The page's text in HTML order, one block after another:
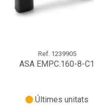
Ref. 1239905
ASA EMPC.160-8-C1
Últimes unitats